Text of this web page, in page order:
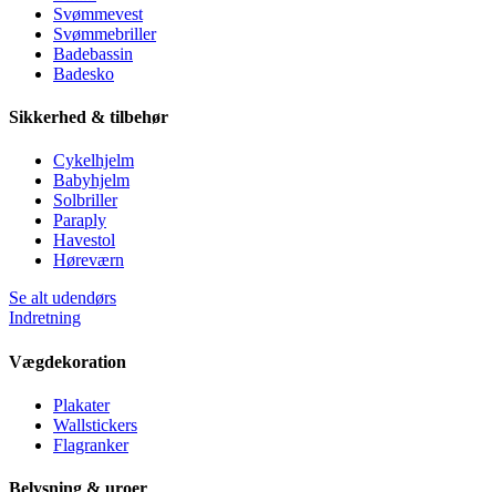
Svømmevest
Svømmebriller
Badebassin
Badesko
Sikkerhed & tilbehør
Cykelhjelm
Babyhjelm
Solbriller
Paraply
Havestol
Høreværn
Se alt udendørs
Indretning
Vægdekoration
Plakater
Wallstickers
Flagranker
Belysning & uroer